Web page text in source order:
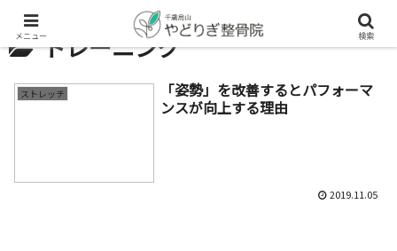
トレーニング
ストレッチ
「姿勢」を改善するとパフォーマ
ンスが向上する理由
2019.11.05
メニュー 検索